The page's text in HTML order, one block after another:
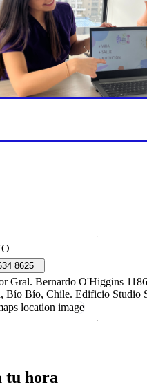
tu hora
8625
Gral. Bernardo O'Higgins
Bío Bío, Chile. Edificio Studio